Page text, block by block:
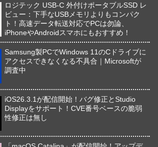
ロジテック USB-C 外付けポータブルSSD レ
ビュー：下手なUSBメモリよりもコンパク
ト！高速データ転送対応でPCは勿論、
iPhoneやAndroidスマホにもおすすめ！
Samsung製PCでWindows 11のCドライブに
アクセスできなくなる不具合｜Microsoftが
調査中
iOS26.3.1が配信開始！バグ修正とStudio
Displayをサポート！CVE番号ベースの脆弱
性修正は無し